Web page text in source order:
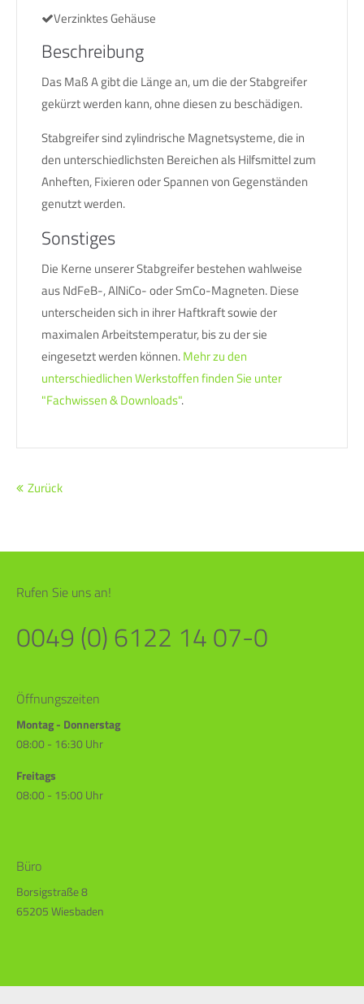
Verzinktes Gehäuse
Beschreibung
Das Maß A gibt die Länge an, um die der Stabgreifer
gekürzt werden kann, ohne diesen zu beschädigen.
Stabgreifer sind zylindrische Magnetsysteme, die in
den unterschiedlichsten Bereichen als Hilfsmittel zum
Anheften, Fixieren oder Spannen von Gegenständen
genutzt werden.
Sonstiges
Die Kerne unserer Stabgreifer bestehen wahlweise
aus NdFeB-, AlNiCo- oder SmCo-Magneten. Diese
unterscheiden sich in ihrer Haftkraft sowie der
maximalen Arbeitstemperatur, bis zu der sie
eingesetzt werden können.Mehr zu den
unterschiedlichen Werkstoffen finden Sie unter
"Fachwissen & Downloads".
Zurück
Rufen Sie uns an!
0049 (0) 6122 14 07-0
Öffnungszeiten
Montag - Donnerstag
08:00 - 16:30 Uhr
Freitags
08:00 - 15:00 Uhr
Büro
Borsigstraße 8
65205 Wiesbaden